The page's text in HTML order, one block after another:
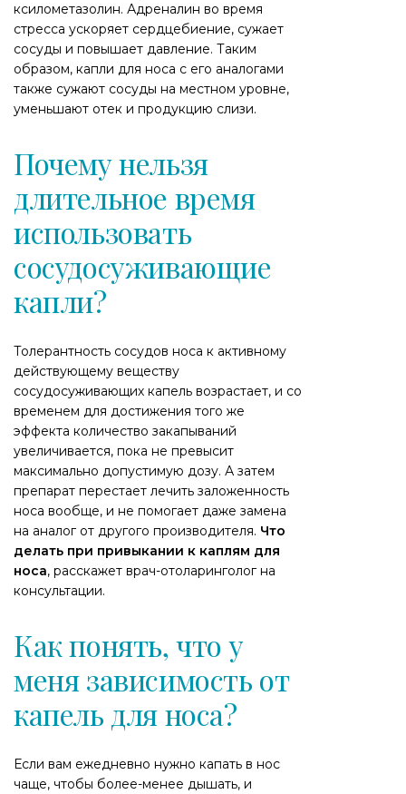
ксилометазолин. Адреналин во время
стресса ускоряет сердцебиение, сужает
сосуды и повышает давление. Таким
образом, капли для носа с его аналогами
также сужают сосуды на местном уровне,
уменьшают отек и продукцию слизи.
Почему нельзя
длительное время
использовать
сосудосуживающие
капли?
Толерантность сосудов носа к активному
действующему веществу
сосудосуживающих капель возрастает, и со
временем для достижения того же
эффекта количество закапываний
увеличивается, пока не превысит
максимально допустимую дозу. А затем
препарат перестает лечить заложенность
носа вообще, и не помогает даже замена
на аналог от другого производителя. Что
делать при привыкании к каплям для
носа, расскажет врач-отоларинголог на
консультации.
Как понять, что у
меня зависимость от
капель для носа?
Если вам ежедневно нужно капать в нос
чаще, чтобы более-менее дышать, и